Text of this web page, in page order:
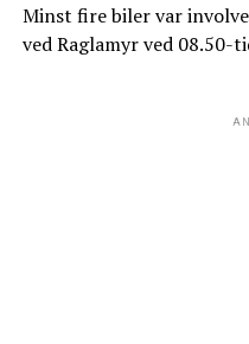
Minst fire biler var
ved Raglamyr ved 08.50-